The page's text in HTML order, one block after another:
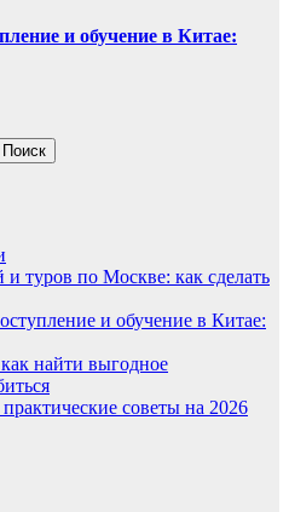
и обучение в Китае:
Поиск
и туров по Москве: как сделать
и обучение в Китае:
найти выгодное
советы на 2026